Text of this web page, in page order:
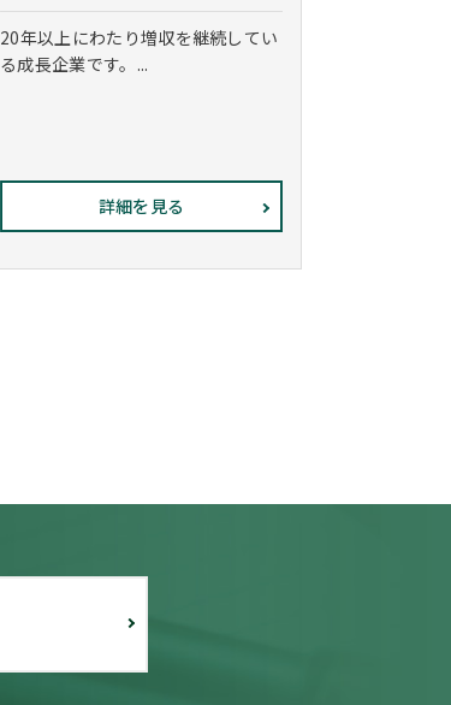
20年以上にわたり増収を継続してい
る成長企業です。...
詳細を見る